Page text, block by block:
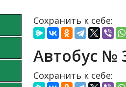
Сохранить к себе:
Автобус №
Сохранить к себе: